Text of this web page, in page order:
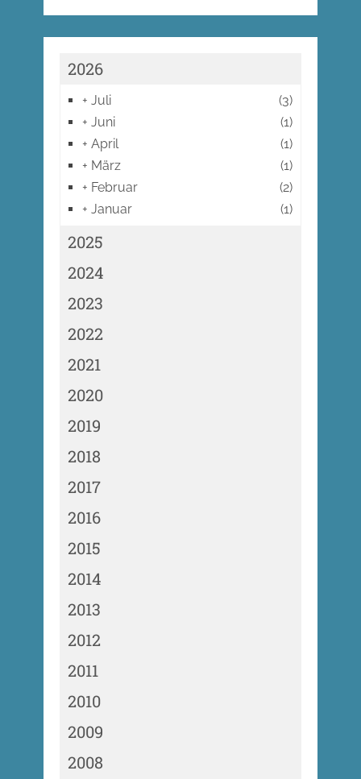
2026
+ Juli
(3)
+ Juni
(1)
+ April
(1)
+ März
(1)
+ Februar
(2)
+ Januar (1)
2025
2024
2023
2022
2021
2020
2019
2018
2017
2016
2015
2014
2013
2012
2011
2010
2009
2008